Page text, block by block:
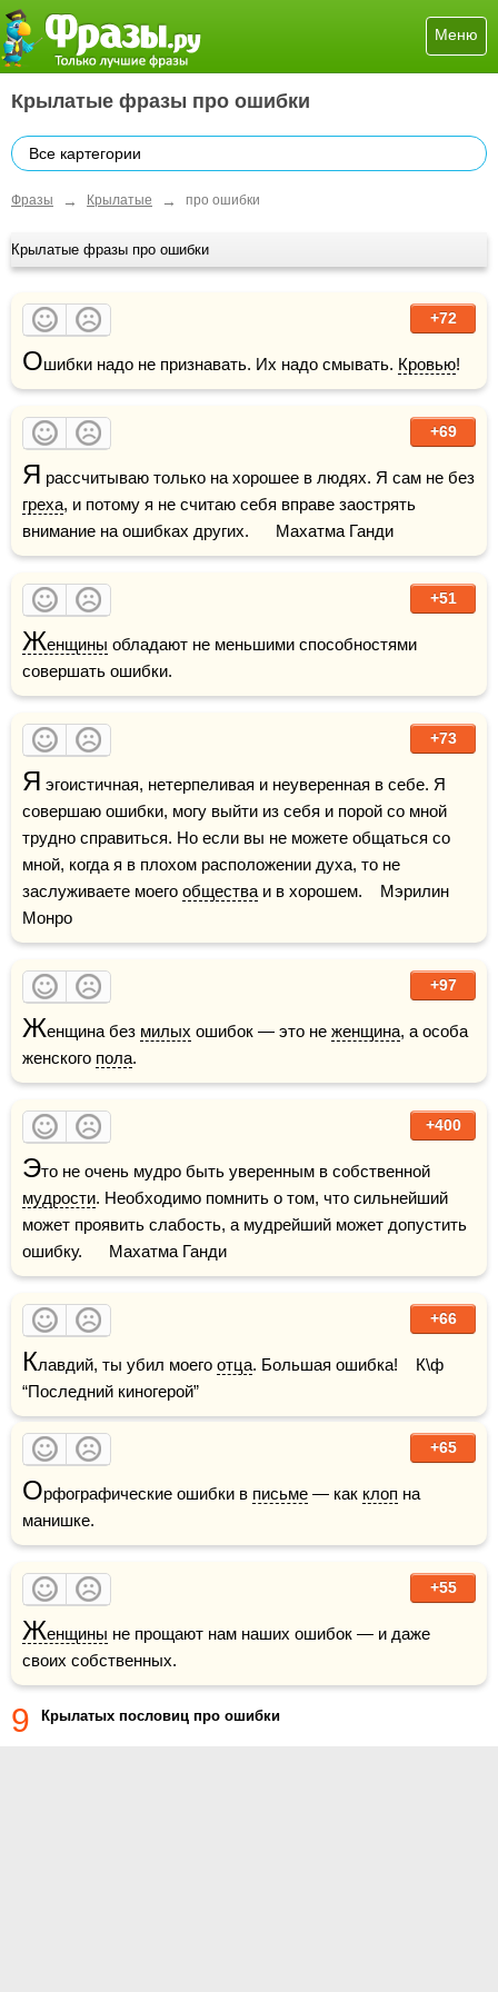
Меню
Крылатые фразы про ошибки
Все картегории
Фразы → Крылатые → про ошибки
Крылатые фразы про ошибки
+72
Ошибки надо не признавать. Их надо смывать. Кровью!
+69
Я
греха, и потому я не считаю себя вправе заострять
внимание на ошибках других.      Махатма Ганди
+51
Женщины обладают не меньшими способностями
совершать ошибки.
+73
Я эгоистичная, нетерпеливая и неуверенная в себе. Я
совершаю ошибки, могу выйти из себя и порой со мной
трудно справиться. Но если вы не можете общаться со
мной, когда я в плохом расположении духа, то не
заслуживаете моего общества и в хорошем.    Мэрилин
Монро
+97
Женщина без милых ошибок — это не женщина, а особа
женского пола.
+400
Э
мудрости. Необходимо помнить о том, что сильнейший
может проявить слабость, а мудрейший может допустить
ошибку.      Махатма Ганди
+66
Клавдий, ты убил моего отца. Большая ошибка!    К\ф
“Последний киногерой”
+65
Орфографические ошибки в письме — как клоп на
манишке.
+55
Женщины не прощают нам наших ошибок — и даже
своих собственных.
9 Крылатых пословиц про ошибки